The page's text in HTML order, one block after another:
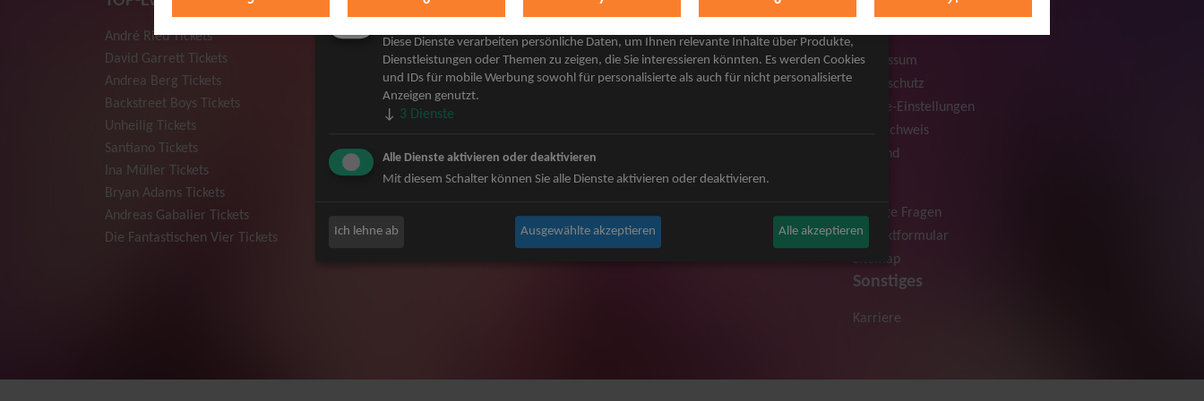
André Rieu Tickets
David Garrett Tickets
Andrea Berg Tickets
Backstreet Boys Tickets
Unheilig Tickets
Santiano Tickets
Ina Müller Tickets
Bryan Adams Tickets
Andreas Gabalier Tickets
Die Fantastischen Vier Tickets
Herbert Grönemeyer Tickets
Deep Purple Tickets
Howard Carpendale Tickets
Jan Delay & Disko No.1 Tickets
Bob Dylan Tickets
Mark Forster Tickets
Niedeckens BAP Tickets
Judas Priest Tickets
The BossHoss Tickets
Silbermond Tickets
Simple Plan Tickets
Beatrice Egli Tickets
Roland Kaiser Tickets
AGB
Impressum
Datenschutz
Cookie-Einstellungen
Bildnachweis
Versand
Häufige Fragen
Kontaktformular
Sitemap
Sonstiges
Karriere
Marketing
Diese Dienste verarbeiten persönliche Daten, um Ihnen relevante Inhalte über Produkte,
Dienstleistungen oder Themen zu zeigen, die Sie interessieren könnten. Es werden Cookies
und IDs für mobile Werbung sowohl für personalisierte als auch für nicht personalisierte
Anzeigen genutzt.
↓ 3 Dienste
Alle Dienste aktivieren oder deaktivieren
Mit diesem Schalter können Sie alle Dienste aktivieren oder deaktivieren.
Ich lehne ab Ausgewählte akzeptieren Alle akzeptieren